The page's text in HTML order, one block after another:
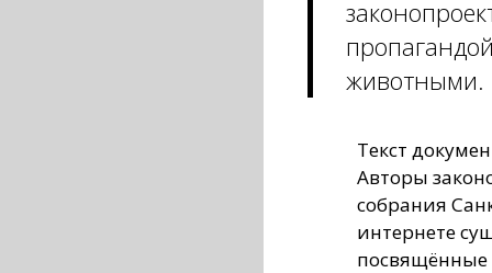
животными.
Текст
Авторы
собрания
интернете